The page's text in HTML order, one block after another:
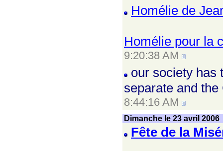
Homélie de
Homélie pour la
9:20:38 AM
our society has
separate and the
8:44:16 AM
Dimanche le 23 avril 2006
Fête de la